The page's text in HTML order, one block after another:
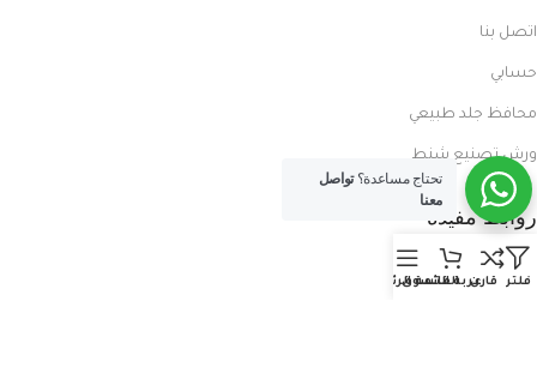
اتصل بنا
حسابي
محافظ جلد طبيعي
ورش تصنيع شنط
روابط مفيدة
المدونة
فلتر قارنعربة التسوق
القائمة الرئيسية
تحتاج مساعدة؟تواصل
معنا